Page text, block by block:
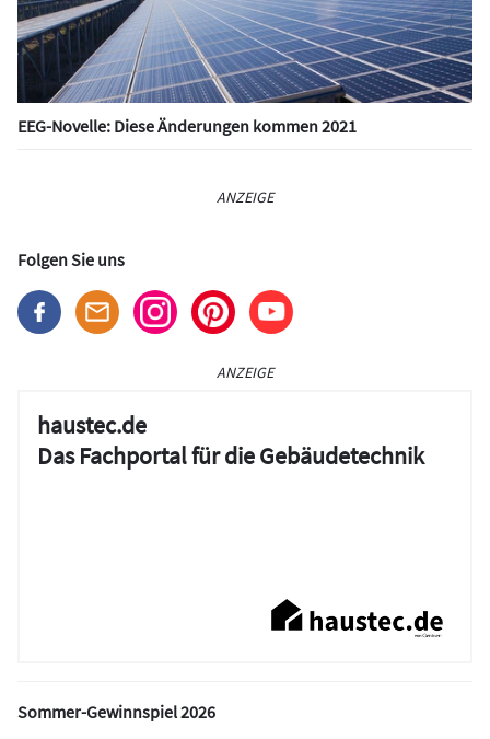
EEG-Novelle: Diese Änderungen kommen 2021
ANZEIGE
Folgen Sie uns
ANZEIGE
haustec.de
Das Fachportal für die Gebäudetechnik
Sommer-Gewinnspiel 2026